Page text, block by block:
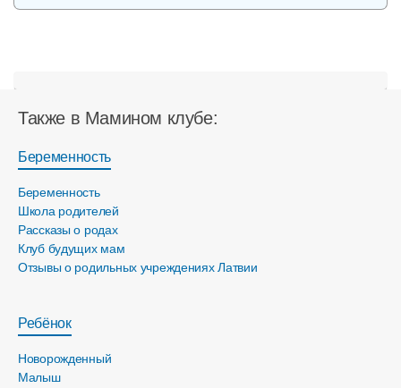
Также в Мамином клубе:
Беременность
Беременность
Школа родителей
Рассказы о родах
Клуб будущих мам
Отзывы о родильных учреждениях Латвии
Ребёнок
Новорожденный
Малыш